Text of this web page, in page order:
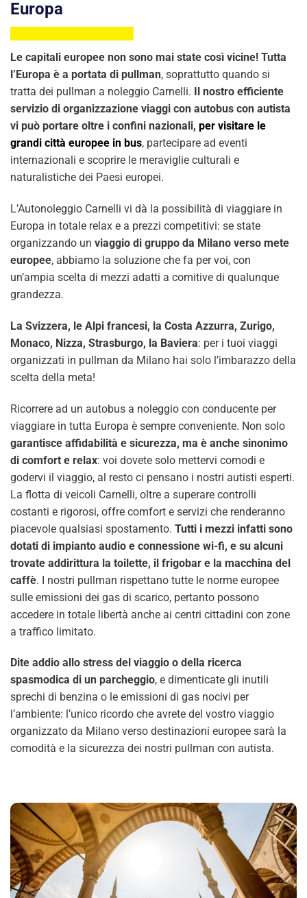
Europa
Le capitali europee non sono mai state così vicine! Tutta
l’Europa è a portata di pullman, soprattutto quando si
tratta dei pullman a noleggio Carnelli. Il nostro efficiente
servizio di organizzazione viaggi con autobus con autista
vi può portare oltre i confini nazionali, per visitare le
grandi città europee in bus, partecipare ad eventi
internazionali e scoprire le meraviglie culturali e
naturalistiche dei Paesi europei.
L’Autonoleggio Carnelli vi dà la possibilità di viaggiare in
Europa in totale relax e a prezzi competitivi: se state
organizzando un viaggio di gruppo da Milano verso mete
europee, abbiamo la soluzione che fa per voi, con
un’ampia scelta di mezzi adatti a comitive di qualunque
grandezza.
La Svizzera, le Alpi francesi, la Costa Azzurra, Zurigo,
Monaco, Nizza, Strasburgo, la Baviera: per i tuoi viaggi
organizzati in pullman da Milano hai solo l’imbarazzo della
scelta della meta!
Ricorrere ad un autobus a noleggio con conducente per
viaggiare in tutta Europa è sempre conveniente. Non solo
garantisce affidabilità e sicurezza, ma è anche sinonimo
di comfort e relax: voi dovete solo mettervi comodi e
godervi il viaggio, al resto ci pensano i nostri autisti esperti.
La flotta di veicoli Carnelli, oltre a superare controlli
costanti e rigorosi, offre comfort e servizi che renderanno
piacevole qualsiasi spostamento. Tutti i mezzi infatti sono
dotati di impianto audio e connessione wi-fi, e su alcuni
trovate addirittura la toilette, il frigobar e la macchina del
caffè. I nostri pullman rispettano tutte le norme europee
sulle emissioni dei gas di scarico, pertanto possono
accedere in totale libertà anche ai centri cittadini con zone
a traffico limitato.
Dite addio allo stress del viaggio o della ricerca
spasmodica di un parcheggio, e dimenticate gli inutili
sprechi di benzina o le emissioni di gas nocivi per
l’ambiente: l’unico ricordo che avrete del vostro viaggio
organizzato da Milano verso destinazioni europee sarà la
comodità e la sicurezza dei nostri pullman con autista.